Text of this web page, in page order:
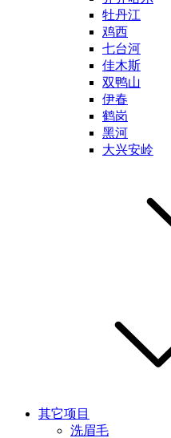
牡丹江
鸡西
七台河
佳木斯
双鸭山
伊春
鹤岗
黑河
大兴安岭
其它项目
洗眉毛